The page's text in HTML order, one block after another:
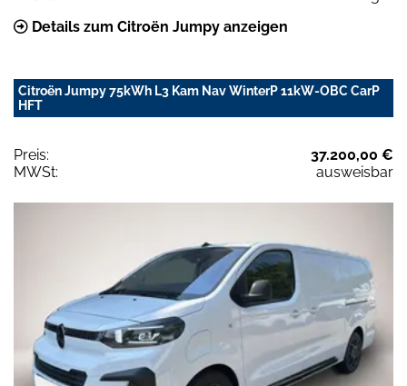
Details zum Citroën Jumpy anzeigen
Citroën Jumpy 75kWh L3 Kam Nav WinterP 11kW-OBC CarP
HFT
Preis:
37.200,00 €
MWSt:
ausweisbar